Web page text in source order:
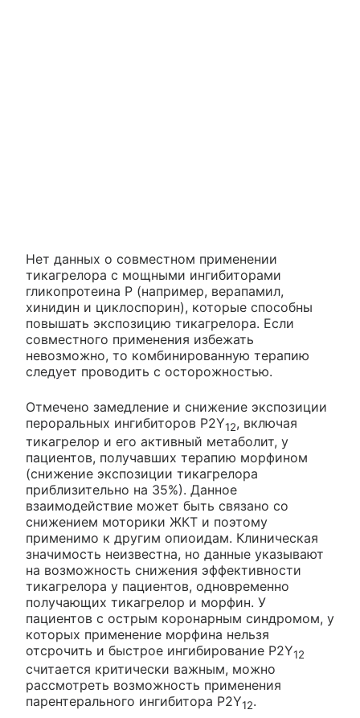
Нет данных о совместном применении
тикагрелора с мощными ингибиторами
гликопротеина Р (например, верапамил,
хинидин и циклоспорин), которые способны
повышать экспозицию тикагрелора. Если
совместного применения избежать
невозможно, то комбинированную терапию
следует проводить с осторожностью.
Отмечено замедление и снижение экспозиции
пероральных ингибиторов P2Y12, включая
тикагрелор и его активный метаболит, у
пациентов, получавших терапию морфином
(снижение экспозиции тикагрелора
приблизительно на 35%). Данное
взаимодействие может быть связано со
снижением моторики ЖКТ и поэтому
применимо к другим опиоидам. Клиническая
значимость неизвестна, но данные указывают
на возможность снижения эффективности
тикагрелора у пациентов, одновременно
получающих тикагрелор и морфин. У
пациентов с острым коронарным синдромом, у
которых применение морфина нельзя
отсрочить и быстрое ингибирование P2Y12
считается критически важным, можно
рассмотреть возможность применения
парентерального ингибитора P2Y12.